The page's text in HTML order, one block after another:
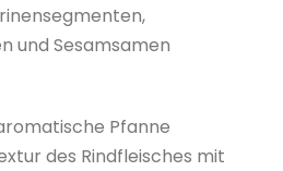
und Sesamsamen
Pfanne
des Rindfleisches mit